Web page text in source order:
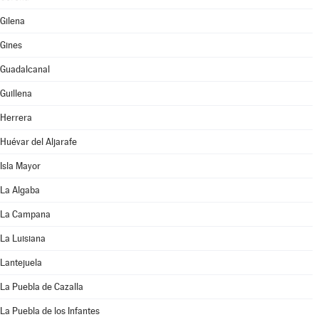
Gilena
Gines
Guadalcanal
Guillena
Herrera
Huévar del Aljarafe
Isla Mayor
La Algaba
La Campana
La Luisiana
Lantejuela
La Puebla de Cazalla
La Puebla de los Infantes